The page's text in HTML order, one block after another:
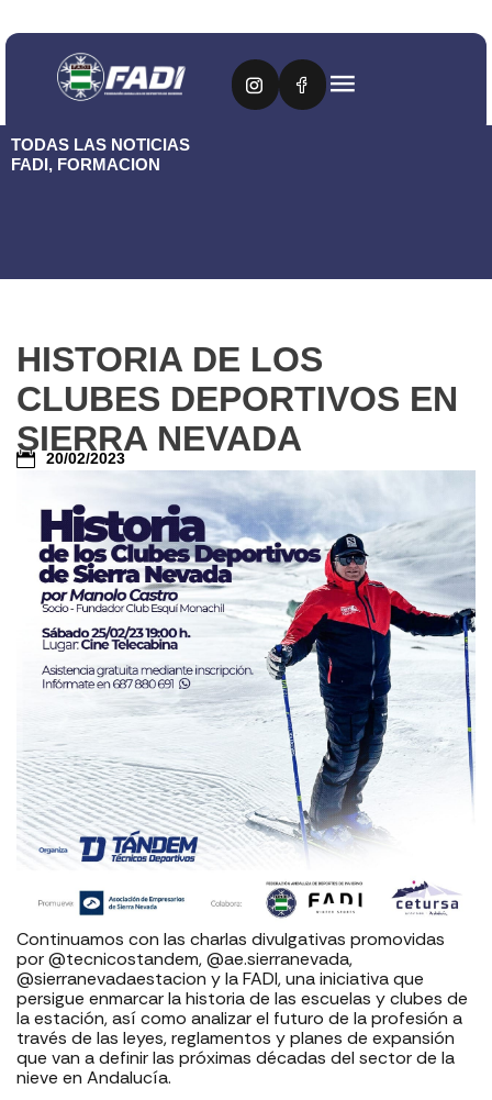
TODAS LAS NOTICIAS
FADI, FORMACION
HISTORIA DE LOS
CLUBES DEPORTIVOS EN
SIERRA NEVADA
20/02/2023
Continuamos con las charlas divulgativas promovidas
por @tecnicostandem, @ae.sierranevada,
@sierranevadaestacion y la FADI, una iniciativa que
persigue enmarcar la historia de las escuelas y clubes de
la estación, así como analizar el futuro de la profesión a
través de las leyes, reglamentos y planes de expansión
que van a definir las próximas décadas del sector de la
nieve en Andalucía.